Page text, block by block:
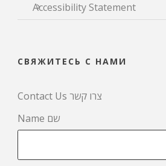
Accessibility Statement
СВЯЖИТЕСЬ С НАМИ
Contact Us צרו קשר
Name שם